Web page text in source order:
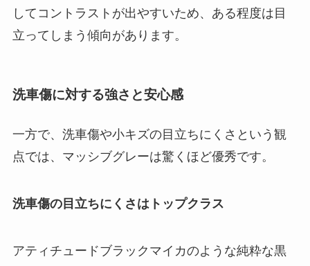
してコントラストが出やすいため、ある程度は目
立ってしまう傾向があります。
洗車傷に対する強さと安心感
一方で、洗車傷や小キズの目立ちにくさという観
点では、マッシブグレーは驚くほど優秀です。
洗車傷の目立ちにくさはトップクラス
アティチュードブラックマイカのような純粋な黒